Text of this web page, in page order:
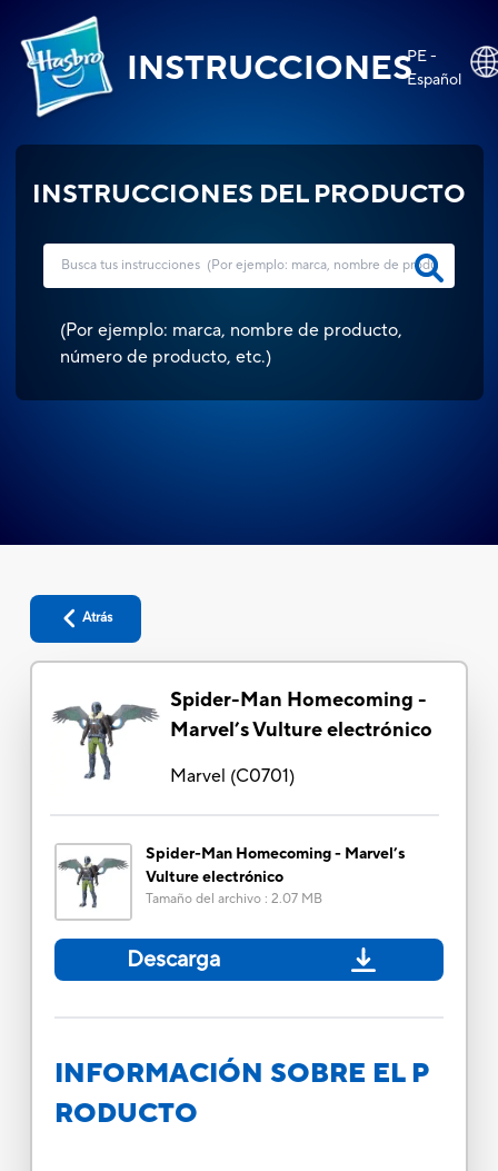
INSTRUCCIONESPE -
Español
INSTRUCCIONES DEL PRODUCTO
(Por ejemplo: marca, nombre de producto,
número de producto, etc.)
Atrás
Spider-Man Homecoming -
Marvel’s Vulture electrónico
Marvel (C0701)
Spider-Man Homecoming - Marvel’s
Vulture electrónico
Tamaño del archivo: 2.07 MB
Descarga
INFORMACIÓN SOBRE EL P
RODUCTO